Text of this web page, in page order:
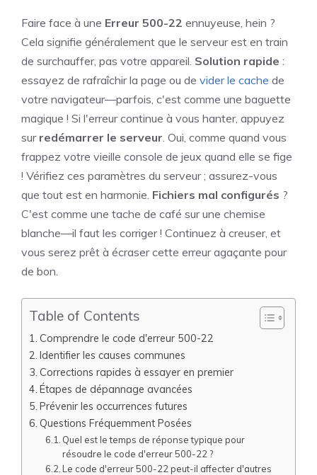
Faire face à une Erreur 500-22 ennuyeuse, hein ?
Cela signifie généralement que le serveur est en train
de surchauffer, pas votre appareil. Solution rapide :
essayez de rafraîchir la page ou de vider le cache de
votre navigateur—parfois, c'est comme une baguette
magique ! Si l'erreur continue à vous hanter, appuyez
sur redémarrer le serveur. Oui, comme quand vous
frappez votre vieille console de jeux quand elle se fige
! Vérifiez ces paramètres du serveur ; assurez-vous
que tout est en harmonie. Fichiers mal configurés ?
C'est comme une tache de café sur une chemise
blanche—il faut les corriger ! Continuez à creuser, et
vous serez prêt à écraser cette erreur agaçante pour
de bon.
Table of Contents
Comprendre le code d'erreur 500-22
Identifier les causes communes
Corrections rapides à essayer en premier
Étapes de dépannage avancées
Prévenir les occurrences futures
Questions Fréquemment Posées
Quel est le temps de réponse typique pour
résoudre le code d'erreur 500-22 ?
Le code d'erreur 500-22 peut-il affecter d'autres